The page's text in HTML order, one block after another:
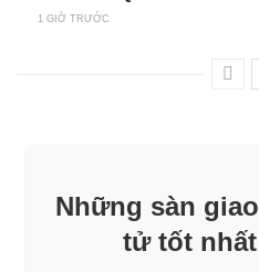
1 GIỜ TRƯỚC
Những sàn
tử tốt